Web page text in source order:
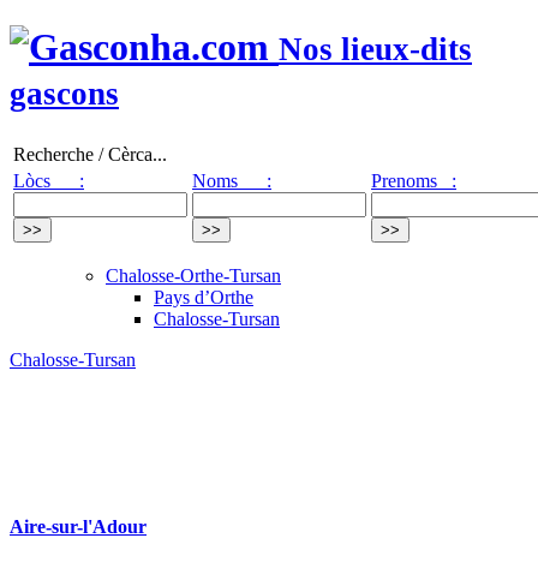
Nos lieux-dits
gascons
Recherche / Cèrca...
Lòcs :
Noms : Prenoms :
Chalosse-Orthe-Tursan
Pays d’Orthe
Chalosse-Tursan
Chalosse-Tursan
Aire-sur-l'Adour